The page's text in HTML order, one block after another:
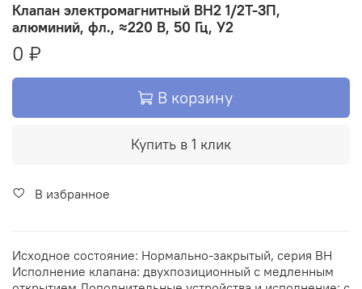
Клапан электромагнитный ВН2 1/2Т-3П,
алюминий, фл., ≈220 В, 50 Гц, У2
0 ₽
В корзину
Купить в 1 клик
В избранное
Исходное состояние: Нормально-закрытый, серия ВН
Исполнение клапана: двухпозиционный с медленным